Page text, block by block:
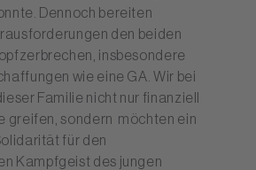
Dennoch bereiten
den beiden
insbesondere
wie eine GA. Wir bei
Familie nicht nur finanziell
greifen, sondern möchten ein
für den
Kampfgeist des jungen